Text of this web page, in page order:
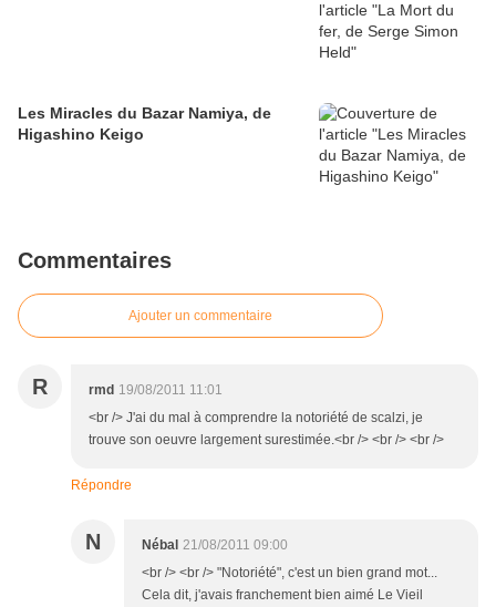
Les Miracles du Bazar Namiya, de
Higashino Keigo
Commentaires
Ajouter un commentaire
R rmd 19/08/2011 11:01
<br /> J'ai du mal à comprendre la notoriété de scalzi, je
trouve son oeuvre largement surestimée.<br /> <br /> <br />
Répondre
N Nébal 21/08/2011 09:00
<br /> <br /> "Notoriété", c'est un bien grand mot...
Cela dit, j'avais franchement bien aimé Le Vieil